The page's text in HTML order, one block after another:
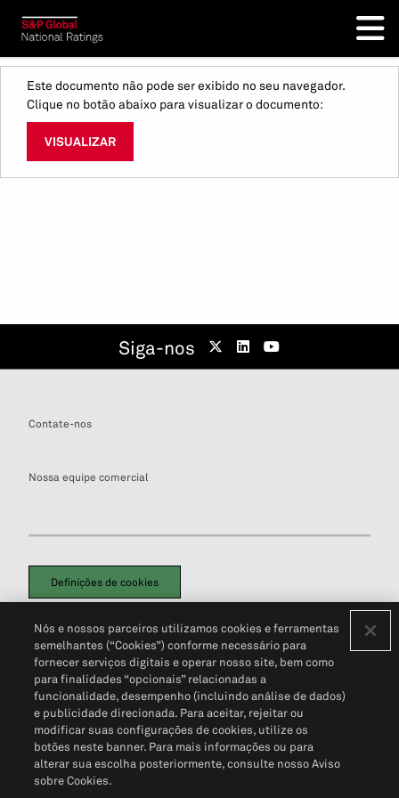
Este documento não pode ser exibido no seu navegador.
Clique no botão abaixo para visualizar o documento:
VISUALIZAR
Siga-nos
Contate-nos
Nossa equipe comercial
Definições de cookies
Política de PrivacidadePortal de privacidade do cliente (em inglês)
Não Venda Minhas Informações Pessoais© 2026 S&P Global
Nós e nossos parceiros utilizamos cookies e ferramentas
semelhantes (“Cookies”) conforme necessário para
fornecer serviços digitais e operar nosso site, bem como
para finalidades “opcionais” relacionadas a
funcionalidade, desempenho (incluindo análise de dados)
e publicidade direcionada. Para aceitar, rejeitar ou
modificar suas configurações de cookies, utilize os
botões neste banner. Para mais informações ou para
alterar sua escolha posteriormente, consulte nosso Aviso
sobre Cookies.